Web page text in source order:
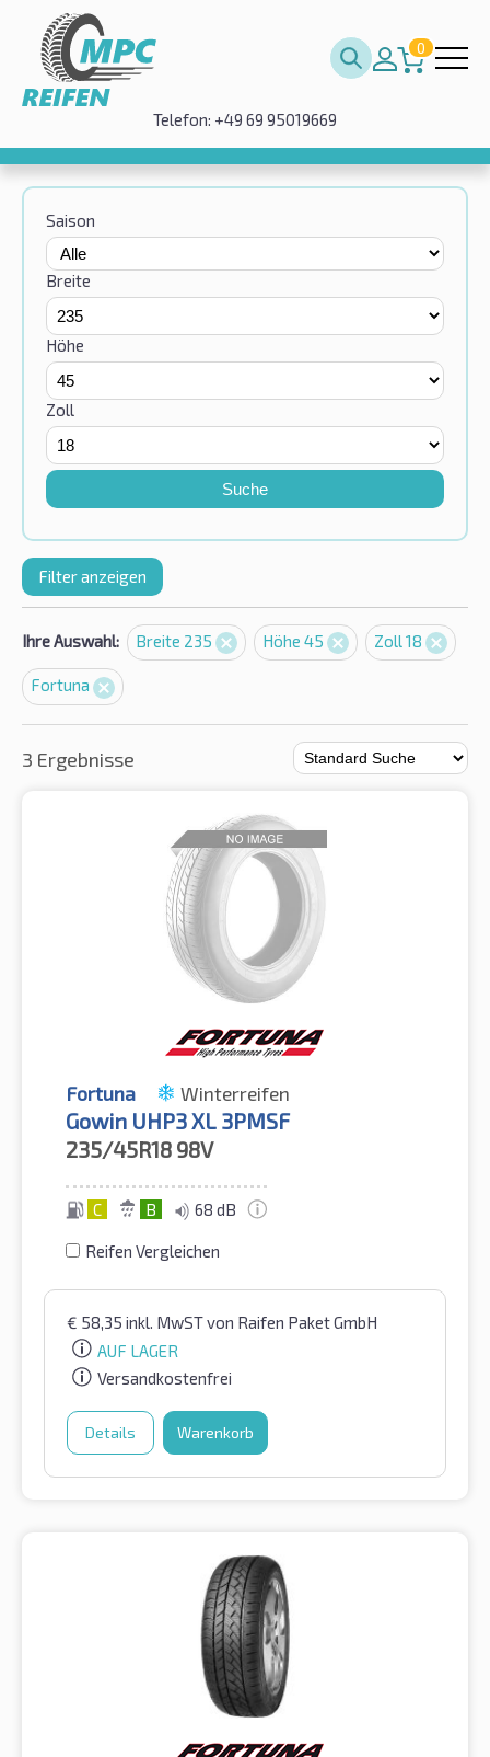
0
Telefon: +49 69 95019669
Saison
Breite
Höhe
Zoll
Suche
Filter anzeigen
Ihre Auswahl: Breite 235 Höhe 45 Zoll 18
Fortuna
3 Ergebnisse
Fortuna Winterreifen
Gowin UHP3 XL 3PMSF
235/45R18 98V
C B 68 dB
Reifen Vergleichen
€ 58,35 inkl. MwSTvon Raifen Paket GmbH
AUF LAGER
Versandkostenfrei
Details Warenkorb